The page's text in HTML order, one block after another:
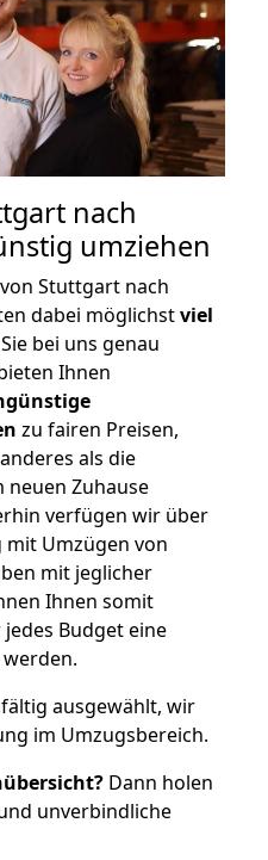
nach
umziehen
Stuttgart nach
dabei möglichstviel
bei uns genau
Ihnen
zu fairen Preisen,
als die
Zuhause
verfügen wir über
Umzügen von
mit jeglicher
Ihnen somit
Budget eine
ausgewählt, wir
im Umzugsbereich.
Dann holen
unverbindliche